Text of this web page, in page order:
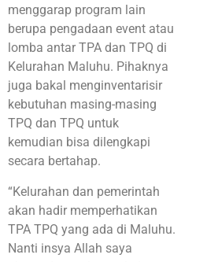
menggarap program lain
berupa pengadaan event atau
lomba antar TPA dan TPQ di
Kelurahan Maluhu. Pihaknya
juga bakal menginventarisir
kebutuhan masing-masing
TPQ dan TPQ untuk
kemudian bisa dilengkapi
secara bertahap.
“Kelurahan dan pemerintah
akan hadir memperhatikan
TPA TPQ yang ada di Maluhu.
Nanti insya Allah saya